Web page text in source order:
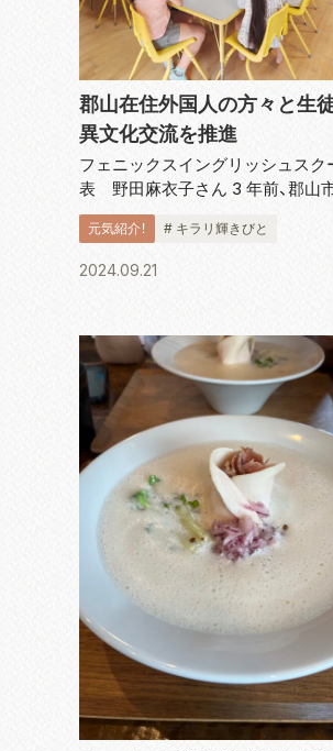
郡山在住外国人の方々と生
異文化交流を推進
フェニックスイングリッシュスク
表 野田麻衣子さん 3 年前、郡山
に誕生したフェニックスイングリ
スクールは、当時郡山ではまだ珍し
た、ネイティブスピーカーの先生と
元気紹介！ # キラリ輝きびと
2024.09.21